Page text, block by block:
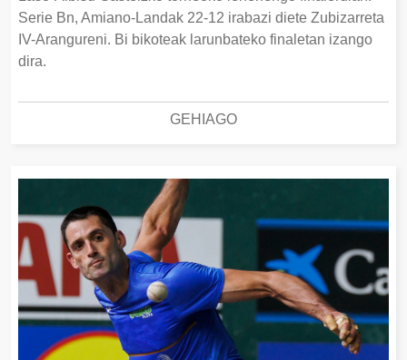
Serie Bn, Amiano-Landak 22-12 irabazi diete Zubizarreta
IV-Arangureni. Bi bikoteak larunbateko finaletan izango
dira.
GEHIAGO